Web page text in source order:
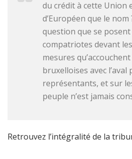
du crédit à cette Union
d’Européen que le nom
question que se
compatriotes devant
mesures
bruxelloises avec l’aval
représentants, et sur
peuple n’est jamais
Retrouvez l’intégralité de la